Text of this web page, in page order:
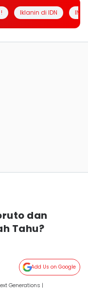
Iklanin di IDN
dan
Tahu?
Add Us on Google
Generations |